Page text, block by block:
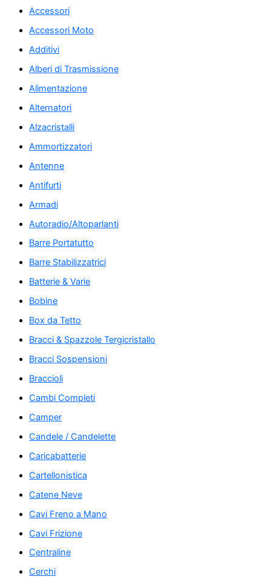
Accessori
Accessori Moto
Additivi
Alberi di Trasmissione
Alimentazione
Alternatori
Alzacristalli
Ammortizzatori
Antenne
Antifurti
Armadi
Autoradio/Altoparlanti
Barre Portatutto
Barre Stabilizzatrici
Batterie & Varie
Bobine
Box da Tetto
Bracci & Spazzole Tergicristallo
Bracci Sospensioni
Braccioli
Cambi Completi
Camper
Candele / Candelette
Caricabatterie
Cartellonistica
Catene Neve
Cavi Freno a Mano
Cavi Frizione
Centraline
Cerchi